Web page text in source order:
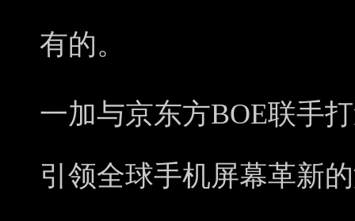
有的。
一加与京东方BOE联手
引领全球手机屏幕革新